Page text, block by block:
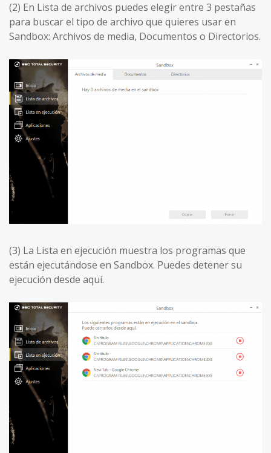
(2) En Lista de archivos puedes elegir entre 3 pestañas
para buscar el tipo de archivo que quieres usar en
Sandbox: Archivos de media, Documentos o Directorios.
(3) La Lista en ejecución muestra los programas que
están ejecutándose en Sandbox. Puedes detener su
ejecución desde aquí.